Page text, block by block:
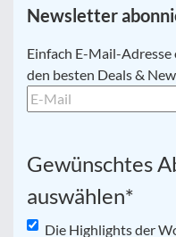
Newsletter
E-
Mail *
Einfach E-Mail-
den besten Deals &
Gewünschtes
auswählen*
Die Highlights der